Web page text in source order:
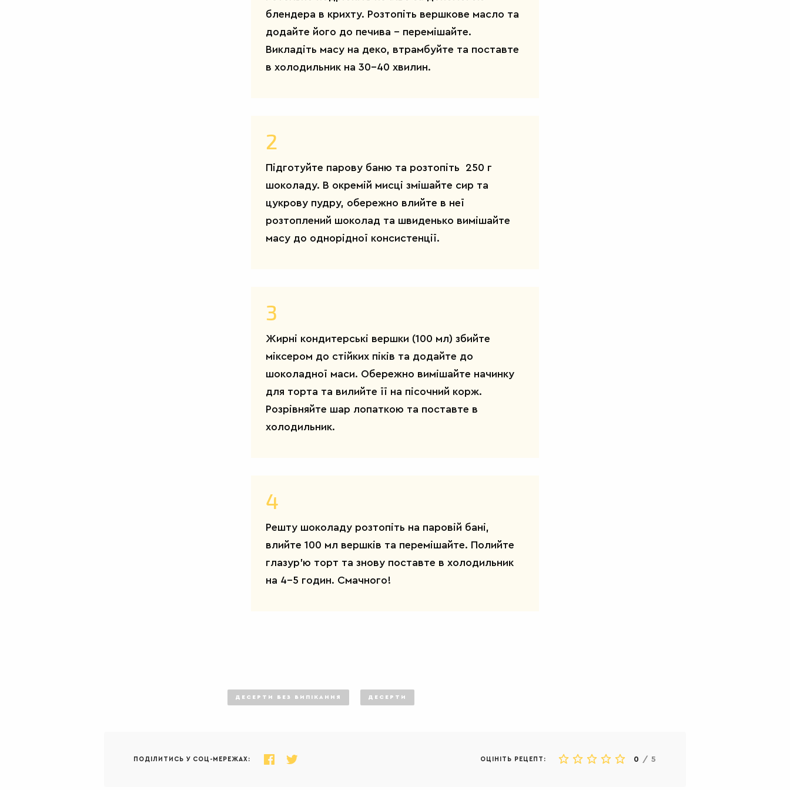
блендера в крихту. Розтопіть вершкове масло та
додайте його до печива – перемішайте.
Викладіть масу на деко, втрамбуйте та поставте
в холодильник на 30-40 хвилин.
2
Підготуйте парову баню та розтопіть 250 г
шоколаду. В окремій мисці змішайте сир та
цукрову пудру, обережно влийте в неї
розтоплений шоколад та швиденько вимішайте
масу до однорідної консистенції.
3
Жирні кондитерські вершки (100 мл) збийте
міксером до стійких піків та додайте до
шоколадної маси. Обережно вимішайте начинку
для торта та вилийте її на пісочний корж.
Розрівняйте шар лопаткою та поставте в
холодильник.
4
Решту шоколаду розтопіть на паровій бані,
влийте 100 мл вершків та перемішайте. Полийте
глазур'ю торт та знову поставте в холодильник
на 4-5 годин. Смачного!
ДЕСЕРТИ БЕЗ ВИПІКАННЯ ДЕСЕРТИ
ПОДІЛИТИСЬ У СОЦ-МЕРЕЖАХ: ОЦІНІТЬ РЕЦЕПТ: 0 / 5